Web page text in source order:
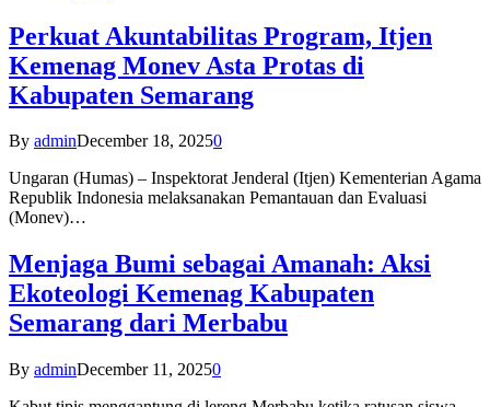
Perkuat Akuntabilitas Program, Itjen
Kemenag Monev Asta Protas di
Kabupaten Semarang
By adminDecember 18, 20250
Ungaran (Humas) – Inspektorat Jenderal (Itjen) Kementerian Agama
Republik Indonesia melaksanakan Pemantauan dan Evaluasi
(Monev)…
Menjaga Bumi sebagai Amanah: Aksi
Ekoteologi Kemenag Kabupaten
Semarang dari Merbabu
By adminDecember 11, 20250